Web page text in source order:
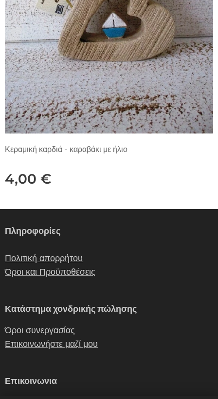
Κεραμική καρδιά - καραβάκι με ήλιο
4,00 €
Πληροφορίες
Πολιτική απορρήτου
Όροι και Προϋποθέσεις
Κατάστημα χονδρικής πώλησης
Όροι συνεργασίας
Επικοινωνήστε μαζί μου
Επικοινωνια